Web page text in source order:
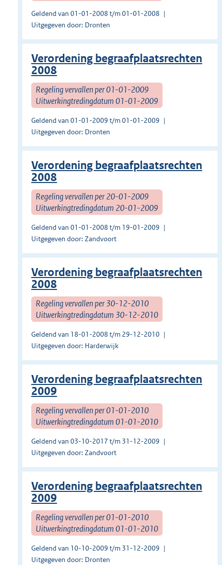
Geldend van 01-01-2008 t/m 01-01-2008
Uitgegeven door: Dronten
Verordening begraafplaatsrechten
2008
Regeling vervallen per 01-01-2009
Uitwerkingtredingdatum 01-01-2009
Geldend van 01-01-2009 t/m 01-01-2009
Uitgegeven door: Dronten
Verordening begraafplaatsrechten
2008
Regeling vervallen per 20-01-2009
Uitwerkingtredingdatum 20-01-2009
Geldend van 01-01-2008 t/m 19-01-2009
Uitgegeven door: Zandvoort
Verordening begraafplaatsrechten
2008
Regeling vervallen per 30-12-2010
Uitwerkingtredingdatum 30-12-2010
Geldend van 18-01-2008 t/m 29-12-2010
Uitgegeven door: Harderwijk
Verordening begraafplaatsrechten
2009
Regeling vervallen per 01-01-2010
Uitwerkingtredingdatum 01-01-2010
Geldend van 03-10-2017 t/m 31-12-2009
Uitgegeven door: Zandvoort
Verordening begraafplaatsrechten
2009
Regeling vervallen per 01-01-2010
Uitwerkingtredingdatum 01-01-2010
Geldend van 10-10-2009 t/m 31-12-2009
Uitgegeven door: Dronten